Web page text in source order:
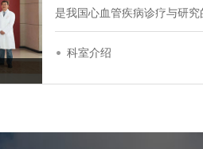
是我国心血管疾病诊疗与研
科室介绍